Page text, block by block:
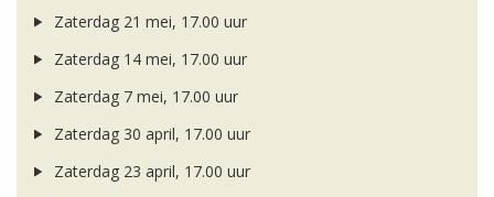
Zaterdag 21 mei, 17.00 uur
Zaterdag 14 mei, 17.00 uur
Zaterdag 7 mei, 17.00 uur
Zaterdag 30 april, 17.00 uur
Zaterdag 23 april, 17.00 uur